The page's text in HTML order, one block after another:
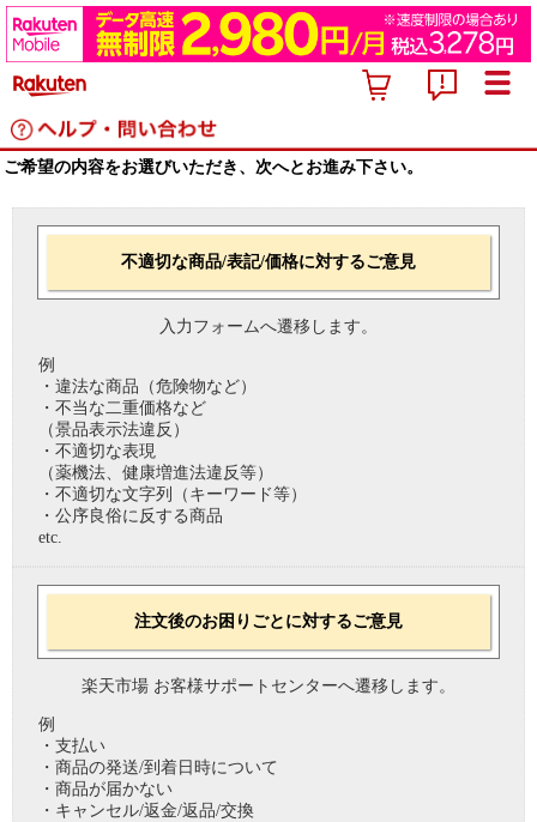
ご希望の内容をお選びいただき、次へとお進み下さい。
不適切な商品/表記/価格に対するご意見
入力フォームへ遷移します。
例
・違法な商品（危険物など）
・不当な二重価格など
（景品表示法違反）
・不適切な表現
（薬機法、健康増進法違反等）
・不適切な文字列（キーワード等）
・公序良俗に反する商品
etc.
注文後のお困りごとに対するご意見
楽天市場 お客様サポートセンターへ遷移します。
例
・支払い
・商品の発送/到着日時について
・商品が届かない
・キャンセル/返金/返品/交換